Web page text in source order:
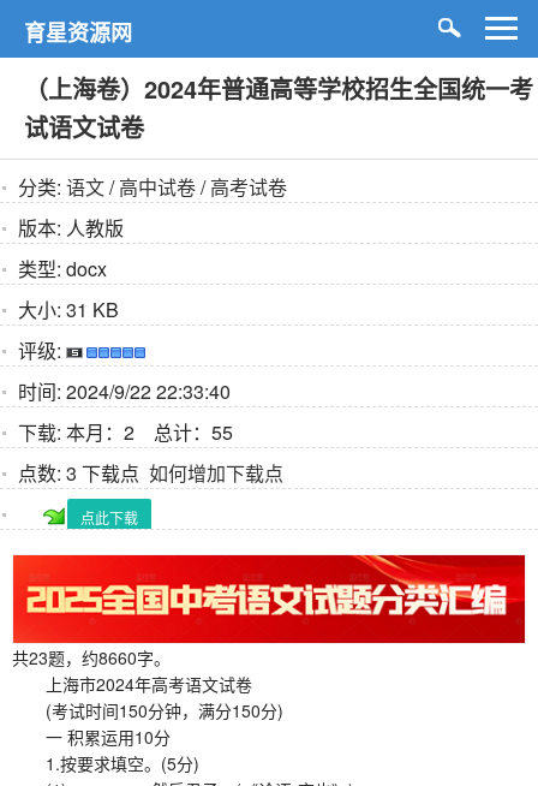
育星资源网
（上海卷）2024年普通高等学校招生全国统一考
试语文试卷
分类: 语文/高中试卷/高考试卷
版本: 人教版
类型: docx
大小: 31 KB
评级:
时间: 2024/9/22 22:33:40
下载: 本月：2 总计：55
点数: 3 下载点 如何增加下载点
点此下载
共23题，约8660字。
上海市2024年高考语文试卷
(考试时间150分钟，满分150分)
一 积累运用10分
1.按要求填空。(5分)